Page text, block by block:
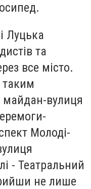
Луцька
та
все місто.
таким
вулиця
Молоді-
- Театральний
не лише